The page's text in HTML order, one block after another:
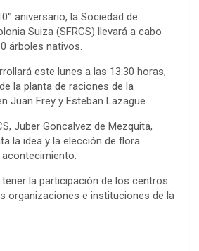
aniversario, la Sociedad de
Suiza (SFRCS) llevará a cabo
árboles nativos.
este lunes a las 13:30 horas,
la planta de raciones de la
Juan Frey y Esteban Lazague.
Juber Goncalvez de Mezquita,
la idea y la elección de flora
la participación de los centros
organizaciones e instituciones de la